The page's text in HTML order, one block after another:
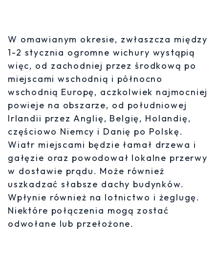
W omawianym okresie, zwłaszcza między
1-2 stycznia ogromne wichury wystąpią
więc, od zachodniej przez środkową po
miejscami wschodnią i północno
wschodnią Europę, aczkolwiek najmocniej
powieje na obszarze, od południowej
Irlandii przez Anglię, Belgię, Holandię,
częściowo Niemcy i Danię po Polskę.
Wiatr miejscami będzie łamał drzewa i
gałęzie oraz powodował lokalne przerwy
w dostawie prądu. Może również
uszkadzać słabsze dachy budynków.
Wpłynie również na lotnictwo i żeglugę.
Niektóre połączenia mogą zostać
odwołane lub przełożone.